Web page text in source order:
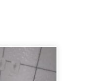
a infra-